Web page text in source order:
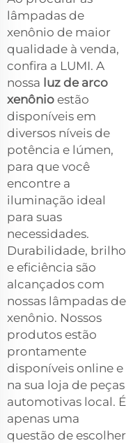
lâmpadas de
xenônio de maior
qualidade à venda,
confira a LUMI. A
nossa luz de arco
xenônio estão
disponíveis em
diversos níveis de
potência e lúmen,
para que você
encontre a
iluminação ideal
para suas
necessidades.
Durabilidade, brilho
e eficiência são
alcançados com
nossas lâmpadas de
xenônio. Nossos
produtos estão
prontamente
disponíveis online e
na sua loja de peças
automotivas local. É
apenas uma
questão de escolher